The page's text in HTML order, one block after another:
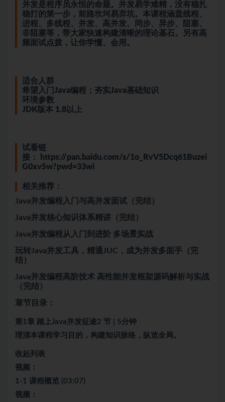
并发是程序员永恒的命题。并发易学难精，没有稳扎
稳打的第一步，前路坎坷易弃坑。本课程涵盖线程、
进程、多线程、并发、高并发、同步、异步、阻塞、
非阻塞等，带大家快速构建清晰的理论基石。另有高
频面试点拨，让你学懂、会用。
适合人群
希望入门Java编程；夯实Java基础知识
环境参数
JDK版本 1.8以上
试看链
接：
https://pan.baidu.com/s/1o_RvV5Dcq61Buzei
G0xvSw?pwd=33wi
相关推荐：
Java并发编程入门与高并发面试（完结）
Java并发核心知识体系精讲（完结）
Java并发编程从入门到进阶 多场景实战
玩转Java并发工具，精通JUC，成为并发多面手（完
结）
Java并发编程高阶技术 高性能并发框架源码解析与实战
（完结）
章节目录：
第1章 踏上Java并发征途2 节 | 5分钟
理清本课程学习目的，构建知识脉络，纵览全局。
收起列表
视频：
1-1 课程概览 (03:07)
视频：